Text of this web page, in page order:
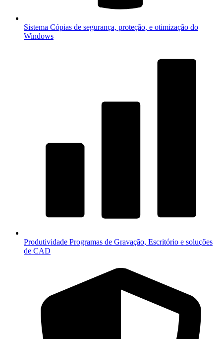
Sistema Cópias de segurança, proteção, e otimização do
Windows
Produtividade Programas de Gravação, Escritório e soluções
de CAD